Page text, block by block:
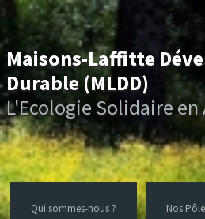
Maisons-Laffitte
Durable (MLDD)
L'Ecologie Solidaire
Qui sommes-nous ? Nos